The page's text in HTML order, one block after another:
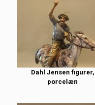
Dahl Jensen figurer,
porcelæn